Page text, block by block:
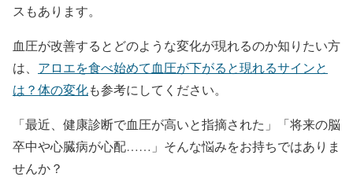
スもあります。
血圧が改善するとどのような変化が現れるのか知りたい方
は、 アロエを食べ始めて血圧が下がると現れるサインと
は？体の変化も参考にしてください。
「最近、健康診断で血圧が高いと指摘された」「将来の脳
卒中や心臓病が心配……」そんな悩みをお持ちではありま
せんか？